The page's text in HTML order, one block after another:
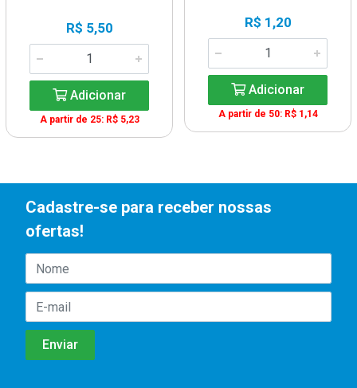
R$ 5,50
Adicionar
A partir de 25: R$ 5,23
R$ 1,20
Adicionar
A partir de 50: R$ 1,14
Cadastre-se para receber nossas
ofertas!